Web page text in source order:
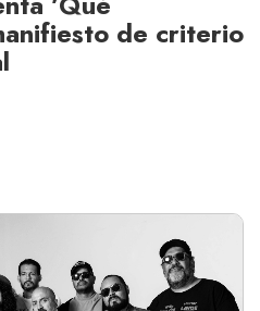
de criterio